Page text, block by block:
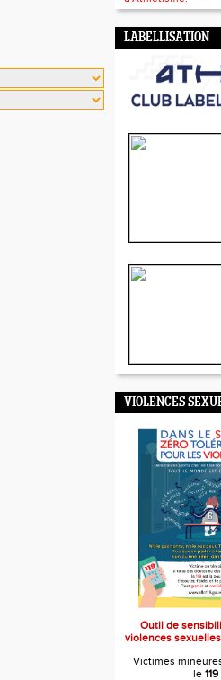
LABELLISATION
VIOLENCES
Outil de
violences
Victimes
le 119